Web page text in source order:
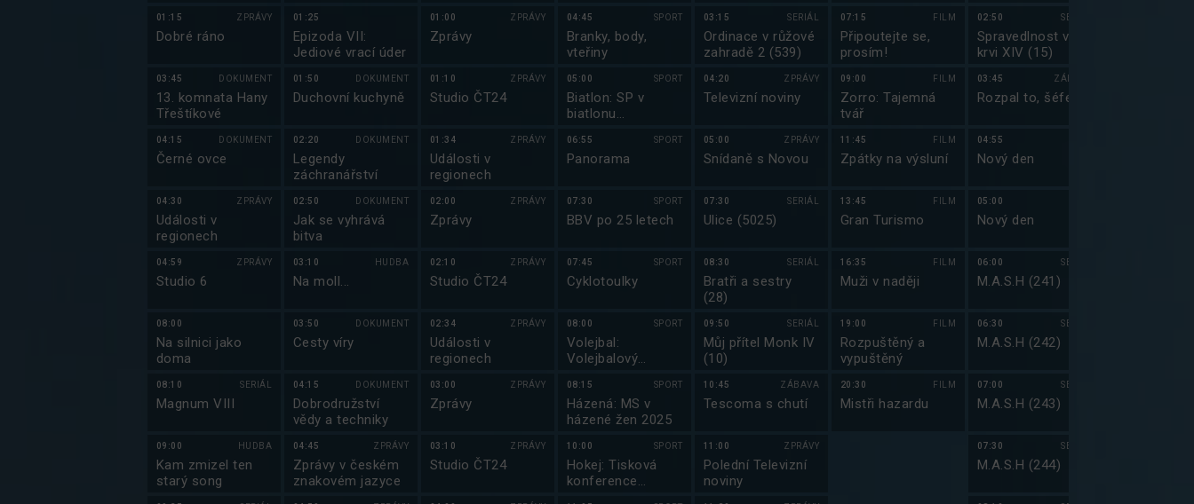
01:15 ZPRÁVY
Dobré ráno
03:45 DOKUMENT
13. komnata Hany
Třeštíkové
04:15 DOKUMENT
Černé ovce
04:30 ZPRÁVY
Události v
regionech
04:59 ZPRÁVY
Studio 6
08:00
Na silnici jako
doma
08:10 SERIÁL
Magnum VIII
09:00 HUDBA
Kam zmizel ten
starý song
01:25
Epizoda VII:
Jediové vrací úder
01:50 DOKUMENT
Duchovní kuchyně
02:20 DOKUMENT
Legendy
záchranářství
02:50 DOKUMENT
Jak se vyhrává
bitva
03:10 HUDBA
Na moll...
03:50 DOKUMENT
Cesty víry
04:15 DOKUMENT
Dobrodružství
vědy a techniky
04:45 ZPRÁVY
Zprávy v českém
znakovém jazyce
01:00 ZPRÁVY
Zprávy
01:10 ZPRÁVY
Studio ČT24
01:34 ZPRÁVY
Události v
regionech
02:00 ZPRÁVY
Zprávy
02:10 ZPRÁVY
Studio ČT24
02:34 ZPRÁVY
Události v
regionech
03:00 ZPRÁVY
Zprávy
03:10 ZPRÁVY
Studio ČT24
04:45 SPORT
Branky, body,
vteřiny
05:00 SPORT
Biatlon: SP v
biatlonu
06:55 SPORT
Panorama
07:30 SPORT
BBV po 25 letech
07:45 SPORT
Cyklotoulky
08:00 SPORT
Volejbal:
Volejbalový
08:15 SPORT
Házená: MS v
házené žen 2025
10:00 SPORT
Hokej: Tisková
konference
03:15 SERIÁL
Ordinace v růžové
zahradě 2 (539)
04:20 ZPRÁVY
Televizní noviny
05:00 ZPRÁVY
Snídaně s Novou
07:30 SERIÁL
Ulice (5025)
08:30 SERIÁL
Bratři a sestry
(28)
09:50 SERIÁL
Můj přítel Monk IV
(10)
10:45 ZÁBAVA
Tescoma s chutí
11:00 ZPRÁVY
Polední Televizní
noviny
07:15 FILM
Připoutejte se,
prosím!
09:00 FILM
Zorro: Tajemná
tvář
11:45 FILM
Zpátky na výsluní
13:45 FILM
Gran Turismo
16:35 FILM
Muži v naději
19:00 FILM
Rozpuštěný a
vypuštěný
20:30 FILM
Mistři hazardu
02:50 SERIÁL
Spravedlnost v
krvi XIV (15)
03:45 ZÁBAVA
Rozpal to, šéfe!
04:55
Nový den
05:00
Nový den
06:00 SERIÁL
M.A.S.H (241)
06:30 SERIÁL
M.A.S.H (242)
07:00 SERIÁL
M.A.S.H (243)
07:30 SERIÁL
M.A.S.H (244)